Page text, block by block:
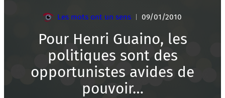
Les mots ont un sens 09/01/2010
Pour Henri Guaino, les
politiques sont des
opportunistes avides de
pouvoir…